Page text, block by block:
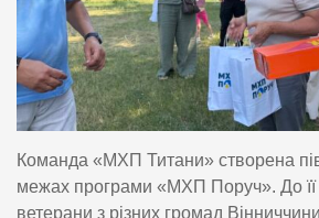
Команда «МХП Титани» створена
межах програми «МХП Поруч». До її
ветерани з різних громад